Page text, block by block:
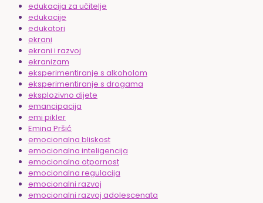
edukacija za učitelje
edukacije
edukatori
ekrani
ekrani i razvoj
ekranizam
eksperimentiranje s alkoholom
eksperimentiranje s drogama
eksplozivno dijete
emancipacija
emi pikler
Emina Pršić
emocionalna bliskost
emocionalna inteligencija
emocionalna otpornost
emocionalna regulacija
emocionalni razvoj
emocionalni razvoj adolescenata